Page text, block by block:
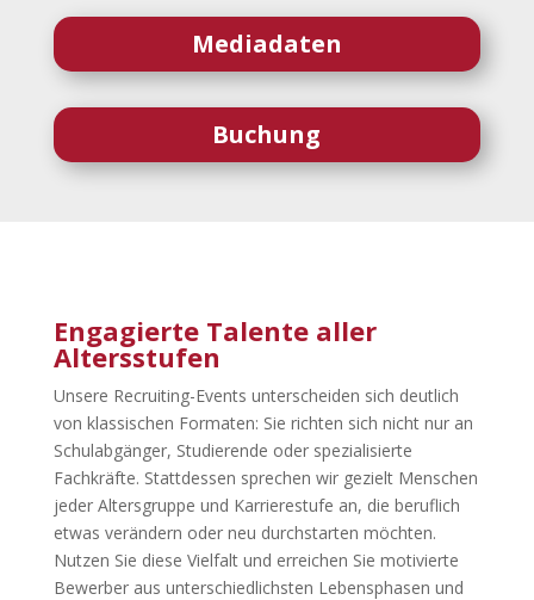
Mediadaten
Buchung
Engagierte Talente aller
Altersstufen
Unsere Recruiting-Events unterscheiden sich deutlich
von klassischen Formaten: Sie richten sich nicht nur an
Schulabgänger, Studierende oder spezialisierte
Fachkräfte. Stattdessen sprechen wir gezielt Menschen
jeder Altersgruppe und Karrierestufe an, die beruflich
etwas verändern oder neu durchstarten möchten.
Nutzen Sie diese Vielfalt und erreichen Sie motivierte
Bewerber aus unterschiedlichsten Lebensphasen und